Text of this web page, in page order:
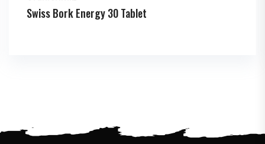
Swiss Bork Energy 30 Tablet